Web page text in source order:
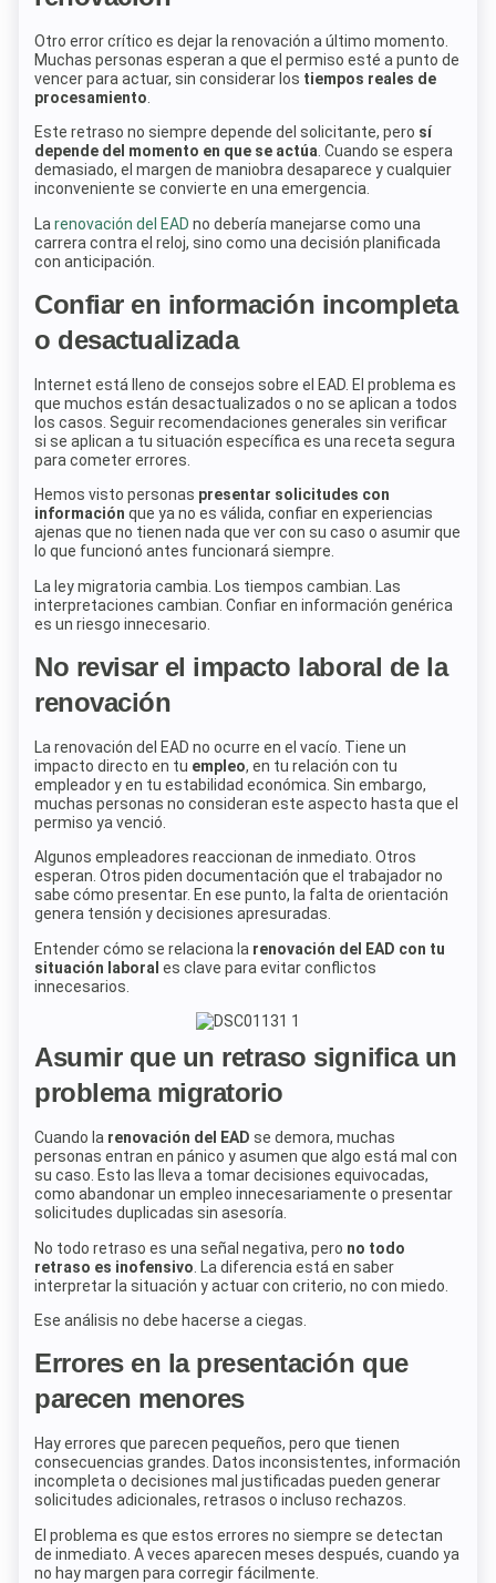
Otro error crítico es dejar la renovación a último momento.
Muchas personas esperan a que el permiso esté a punto de
vencer para actuar, sin considerar los tiempos reales de
procesamiento
Este retraso no siempre depende del solicitante, pero sí
depende del momento en que se actúa . Cuando se espera
demasiado, el margen de maniobra desaparece y cualquier
inconveniente se convierte en una emergencia.
La renovación del EAD no debería manejarse como una
carrera contra el reloj, sino como una decisión planificada
con anticipación.
Confiar en información incompleta
o desactualizada
Internet está lleno de consejos sobre el EAD. El problema es
que muchos están desactualizados o no se aplican a todos
los casos. Seguir recomendaciones generales sin verificar
si se aplican a tu situación específica es una receta segura
para cometer errores.
Hemos visto personas presentar solicitudes con
información que ya no es válida, confiar en experiencias
ajenas que no tienen nada que ver con su caso o asumir que
lo que funcionó antes funcionará siempre.
La ley migratoria cambia. Los tiempos cambian. Las
interpretaciones cambian. Confiar en información genérica
es un riesgo innecesario.
No revisar el impacto laboral de la
renovación
La renovación del EAD no ocurre en el vacío. Tiene un
impacto directo en tu empleo, en tu relación con tu
empleador y en tu estabilidad económica. Sin embargo,
muchas personas no consideran este aspecto hasta que el
permiso ya venció.
Algunos empleadores reaccionan de inmediato. Otros
esperan. Otros piden documentación que el trabajador no
sabe cómo presentar. En ese punto, la falta de orientación
genera tensión y decisiones apresuradas.
Entender cómo se relaciona la renovación del EAD con tu
situación laboral es clave para evitar conflictos
innecesarios.
Asumir que un retraso significa un
problema migratorio
Cuando la renovación del EAD se demora, muchas
personas entran en pánico y asumen que algo está mal con
su caso. Esto las lleva a tomar decisiones equivocadas,
como abandonar un empleo innecesariamente o presentar
solicitudes duplicadas sin asesoría.
No todo retraso es una señal negativa, pero no todo
retraso es inofensivo . La diferencia está en saber
interpretar la situación y actuar con criterio, no con miedo.
Ese análisis no debe hacerse a ciegas.
Errores en la presentación que
parecen menores
Hay errores que parecen pequeños, pero que tienen
consecuencias grandes. Datos inconsistentes, información
incompleta o decisiones mal justificadas pueden generar
solicitudes adicionales, retrasos o incluso rechazos.
El problema es que estos errores no siempre se detectan
de inmediato. A veces aparecen meses después, cuando ya
no hay margen para corregir fácilmente.